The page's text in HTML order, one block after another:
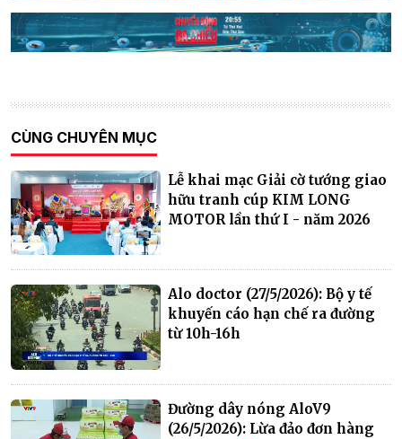
CÙNG CHUYÊN MỤC
Lễ khai mạc Giải cờ tướng giao
hữu tranh cúp KIM LONG
MOTOR lần thứ I - năm 2026
Alo doctor (27/5/2026): Bộ y tế
khuyến cáo hạn chế ra đường
từ 10h-16h
Đường dây nóng AloV9
(26/5/2026): Lừa đảo đơn hàng